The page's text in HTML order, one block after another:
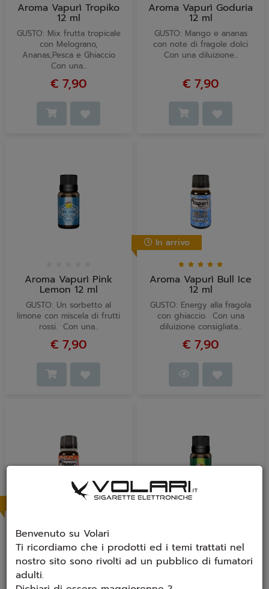
Aroma Vapurì Tropiko
12 ml
GUSTO: Mix frutta tropicale
con Melograno,
Ananas,Pesca e Ghiaccio
Con una...
€ 7,90
Aroma Vapurì Goduria
12 ml
GUSTO: Mango e ananas
con note di fragole dolci
Con una diluizione...
€ 7,90
Aroma Vapurì Pink
Lemon 12 ml
GUSTO: Un sorbetto al
limone con miscela di frutti
rossi. Con una...
€ 7,90
In arrivo
Aroma Vapurì Bull Ice
12 ml
GUSTO: Energy alla fragola
con ghiaccio. Con una
diluizione consigliata...
€ 7,90
Aroma Vapurì
Nocciolino 12 ml
GUSTO: Crema di nocciole
Con una diluizione
Aroma Vapurì Bora-
Bora 12 ml
GUSTO: Miscela equilibrata
Benvenuto su Volari
Ti ricordiamo che i prodotti ed i temi trattati nel
nostro sito sono rivolti ad un pubblico di fumatori
adulti.